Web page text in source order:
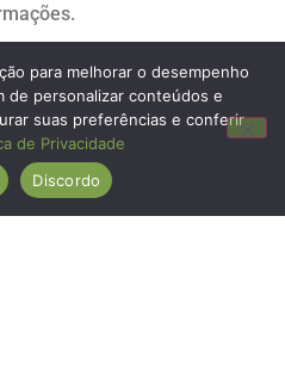
a qualquer momento clicando no
link:
para melhorar o desempenho
de personalizar conteúdos e
suas preferências e conferir
de Privacidade
Discordo